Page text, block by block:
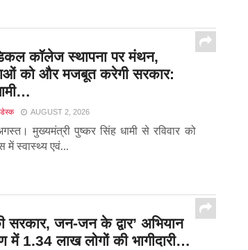
कॉलेज स्थापना पर मंथन,
को और मजबूत करेगी सरकार:
डेस्क AUGUST 2, 2026
मुख्यमंत्री पुष्कर सिंह धामी से रविवार को
में स्वास्थ्य एवं...
सरकार, जन-जन के द्वार’ अभियान
1.34 लाख लोगों की भागीदारी…